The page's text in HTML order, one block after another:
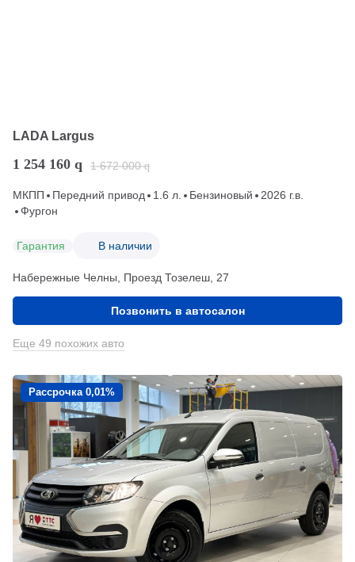
LADA Largus
1 254 160 q 1 672 000 q
МКПП Передний привод 1.6 л. Бензиновый
2026 г.в.
Фургон
Гарантия В наличии
Набережные Челны, Проезд ​Тозелеш, 27
Позвонить в автосалон
Еще 49 похожих авто
Рассрочка 0,01%